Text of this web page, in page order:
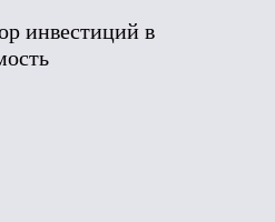
инвестиций в